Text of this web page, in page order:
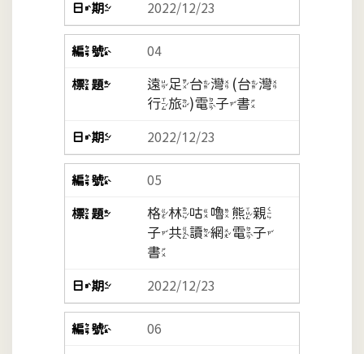
2022/12/23
04
遠足台灣(台灣
行旅)電子書
2022/12/23
05
格林咕嚕熊親
子共讀網電子
書
2022/12/23
06